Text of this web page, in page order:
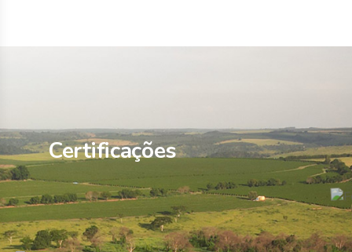
Certificações